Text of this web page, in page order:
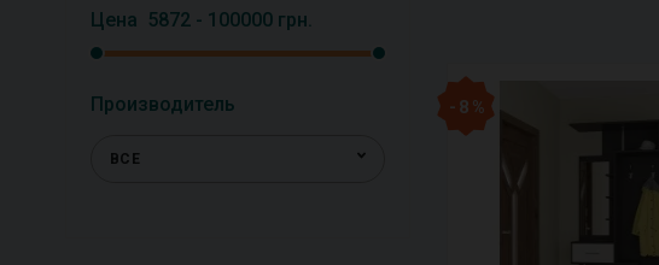
Цена 5872- 100000грн.
Производитель
ВСЕ
- 8 %